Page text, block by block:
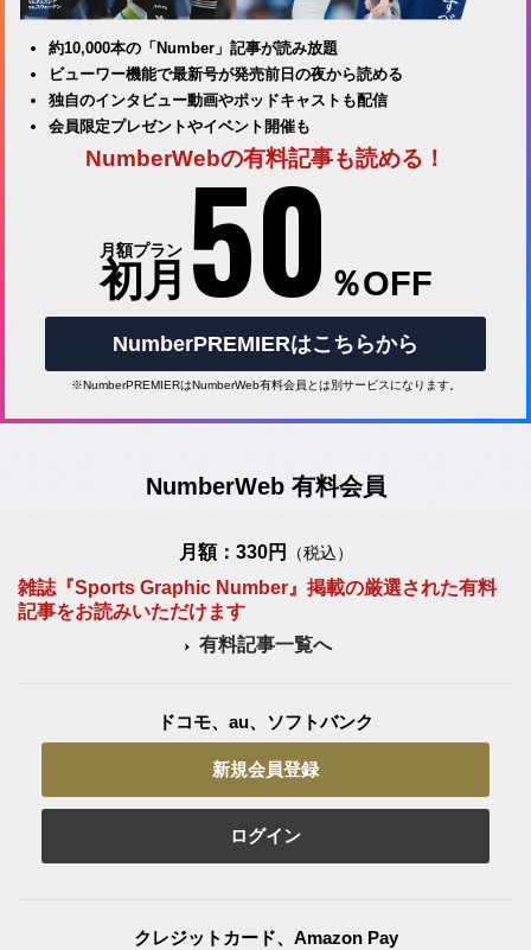
約10,000本の「Number」記事が読み放題
ビューワー機能で最新号が発売前日の夜から読める
独自のインタビュー動画やポッドキャストも配信
会員限定プレゼントやイベント開催も
NumberWebの有料記事も読める！
月額プラン
初月 50 ％OFF
NumberPREMIERはこちらから
※NumberPREMIERはNumberWeb有料会員とは別サービスになります。
NumberWeb 有料会員
月額：330円 （税込）
雑誌『Sports Graphic Number』掲載の厳選された有料
記事をお読みいただけます
有料記事一覧へ
ドコモ、au、ソフトバンク
新規会員登録
ログイン
クレジットカード、Amazon Pay